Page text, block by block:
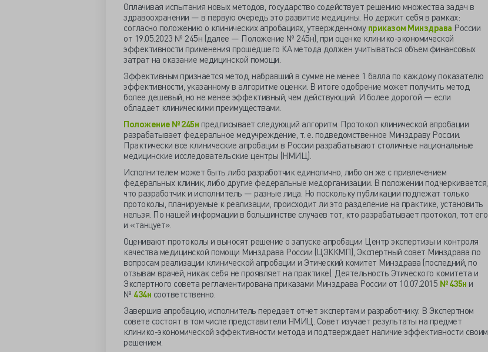
Оплачивая испытания новых методов, государство содействует решению множества задач в
здравоохранении — в первую очередь это развитие медицины. Но держит себя в рамках:
согласно положению о клинических апробациях, утвержденному приказом Минздрава России
от 19.05.2023 № 245н (далее — Положение № 245н), при оценке клинико-экономической
эффективности применения прошедшего КА метода должен учитываться объем финансовых
затрат на оказание медицинской помощи.
Эффективным признается метод, набравший в сумме не менее 1 балла по каждому показателю
эффективности, указанному в алгоритме оценки. В итоге одобрение может получить метод
более дешевый, но не менее эффективный, чем действующий. И более дорогой — если
обладает клиническими преимуществами.
Положение № 245н предписывает следующий алгоритм. Протокол клинической апробации
разрабатывает федеральное медучреждение, т. е. подведомственное Минздраву России.
Практически все клинические апробации в России разрабатывают столичные национальные
медицинские исследовательские центры (НМИЦ).
Исполнителем может быть либо разработчик единолично, либо он же с привлечением
федеральных клиник, либо другие федеральные медорганизации. В положении подчеркивается,
что разработчик и исполнитель — разные лица. Но поскольку публикации подлежат только
протоколы, планируемые к реализации, происходит ли это разделение на практике, установить
нельзя. По нашей информации в большинстве случаев тот, кто разрабатывает протокол, тот его
и «танцует».
Оценивают протоколы и выносят решение о запуске апробации Центр экспертизы и контроля
качества медицинской помощи Минздрава России (ЦЭККМП), Экспертный совет Минздрава по
вопросам реализации клинической апробации и Этический комитет Минздрава (последний, по
отзывам врачей, никак себя не проявляет на практике). Деятельность Этического комитета и
Экспертного совета регламентирована приказами Минздрава России от 10.07.2015 № 435н и
№ 434н соответственно.
Завершив апробацию, исполнитель передает отчет экспертам и разработчику. В Экспертном
совете состоят в том числе представители НМИЦ. Совет изучает результаты на предмет
клинико-экономической эффективности метода и подтверждает наличие эффективности своим
решением.